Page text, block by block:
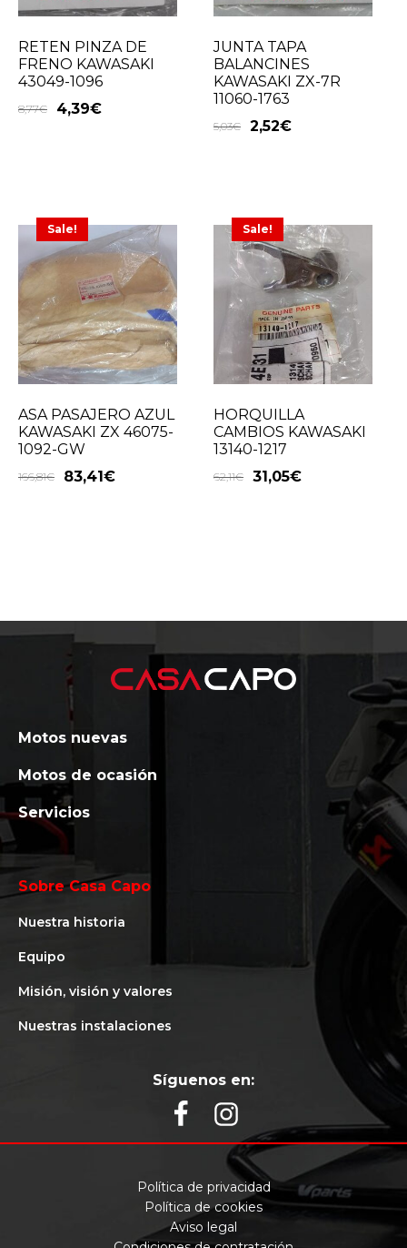
RETEN PINZA DE
FRENO KAWASAKI
43049-1096
8,77€ 4,39€
JUNTA TAPA
BALANCINES
KAWASAKI ZX-7R
11060-1763
5,03€ 2,52€
Sale!
ASA PASAJERO AZUL
KAWASAKI ZX 46075-
1092-GW
166,81€ 83,41€
Sale!
HORQUILLA
CAMBIOS KAWASAKI
13140-1217
62,11€ 31,05€
Motos nuevas
Motos de ocasión
Servicios
Sobre Casa Capo
Nuestra historia
Equipo
Misión, visión y valores
Nuestras instalaciones
Síguenos en:
Política de privacidad
Política de cookies
Aviso legal